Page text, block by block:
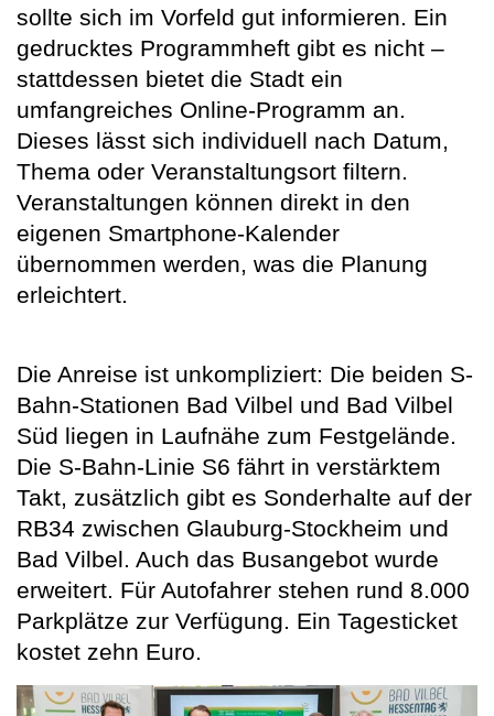
sollte sich im Vorfeld gut informieren. Ein
gedrucktes Programmheft gibt es nicht –
stattdessen bietet die Stadt ein
umfangreiches Online-Programm an.
Dieses lässt sich individuell nach Datum,
Thema oder Veranstaltungsort filtern.
Veranstaltungen können direkt in den
eigenen Smartphone-Kalender
übernommen werden, was die Planung
erleichtert.
Die Anreise ist unkompliziert: Die beiden S-
Bahn-Stationen Bad Vilbel und Bad Vilbel
Süd liegen in Laufnähe zum Festgelände.
Die S-Bahn-Linie S6 fährt in verstärktem
Takt, zusätzlich gibt es Sonderhalte auf der
RB34 zwischen Glauburg-Stockheim und
Bad Vilbel. Auch das Busangebot wurde
erweitert. Für Autofahrer stehen rund 8.000
Parkplätze zur Verfügung. Ein Tagesticket
kostet zehn Euro.